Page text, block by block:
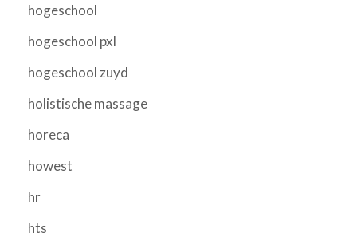
hogeschool
hogeschool pxl
hogeschool zuyd
holistische massage
horeca
howest
hr
hts